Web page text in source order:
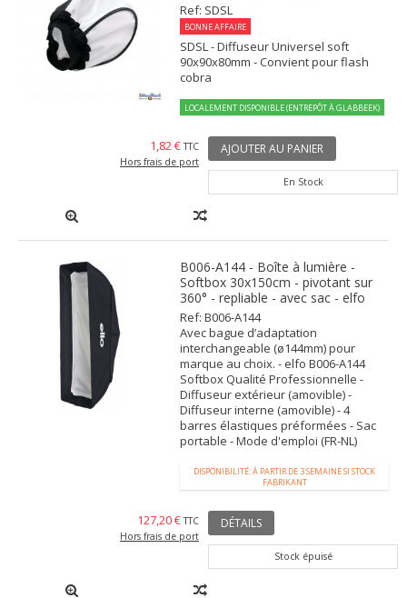
Ref: SDSL
BONNE AFFAIRE
SDSL - Diffuseur Universel soft
90x90x80mm - Convient pour flash
cobra
LOCALEMENT DISPONIBLE (ENTREPÔT À GLABBEEK)
1,82 € TTC
Hors frais de port
AJOUTER AU PANIER
En Stock
B006-A144 - Boîte à lumière -
Softbox 30x150cm - pivotant sur
360° - repliable - avec sac - elfo
Ref: B006-A144
Avec bague d’adaptation
interchangeable (ø144mm) pour
marque au choix. - elfo B006-A144
Softbox Qualité Professionnelle -
Diffuseur extérieur (amovible) -
Diffuseur interne (amovible) - 4
barres élastiques préformées - Sac
portable - Mode d'emploi (FR-NL)
DISPONIBILITÉ: À PARTIR DE 3 SEMAINE SI STOCK
FABRIKANT
127,20 € TTC
Hors frais de port
DÉTAILS
Stock épuisé